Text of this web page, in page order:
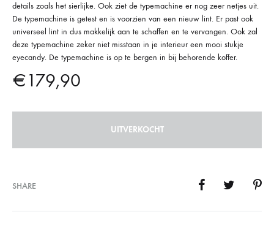
details zoals het sierlijke. Ook ziet de typemachine er nog zeer netjes uit.
De typemachine is getest en is voorzien van een nieuw lint. Er past ook
universeel lint in dus makkelijk aan te schaffen en te vervangen. Ook zal
deze typemachine zeker niet misstaan in je interieur een mooi stukje
eyecandy. De typemachine is op te bergen in bij behorende koffer.
€179,90
UITVERKOCHT
SHARE